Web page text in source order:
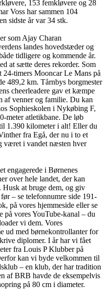
153 femkløvere og 28
Voss har sammen 104
sidste år var 34 stk.
som Ajay Charan
landes hovedstæder og
tidligere og kommende år.
at sætte deres rekorder. Som
timers Mooncar Le Mans på
489,2 km. Tårnbys borgmester
cheerleadere gav et kæmpe
af venner og familie. Du kan
Sophieskolen i Nykøbing F,
meter atletikbane. De løb
1.390 kilometer i alt! Eller du
fra Egå, der nu i to et
været i vandet næsten hver
engagerede i Børnenes
over hele landet, der kan
at bruge dem, og giv
– se telefonnumre side 191-
på vores hjemmeside eller se
på vores YouTube-kanal – du
vi dem. Vores
ud med børnekontrollanter for
diplomer. I år har vi fået
fra Louis P Klubber på
kan vi byde velkommen til
– en klub, der har tradition
af BRB havde de eksempelvis
på 80 cm i diameter.